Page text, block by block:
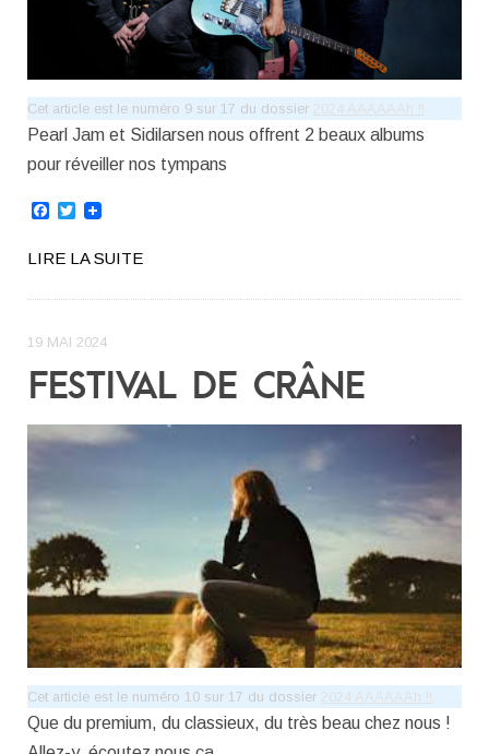
Cet article est le numéro 9 sur 17 du dossier 2024 AAAAAAh !!
Pearl Jam et Sidilarsen nous offrent 2 beaux albums
pour réveiller nos tympans
Facebook
Twitter
LIRE LA SUITE
19 MAI 2024
FESTIVAL DE CRÂNE
Cet article est le numéro 10 sur 17 du dossier 2024 AAAAAAh !!
Que du premium, du classieux, du très beau chez nous !